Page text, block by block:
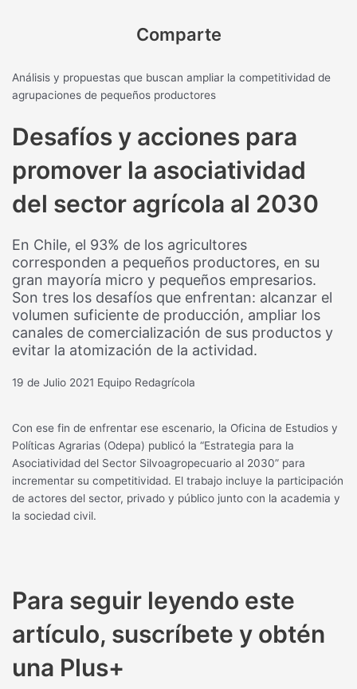
Comparte
Análisis y propuestas que buscan ampliar la competitividad de
agrupaciones de pequeños productores
Desafíos y acciones para
promover la asociatividad
del sector agrícola al 2030
En Chile, el 93% de los agricultores
corresponden a pequeños productores, en su
gran mayoría micro y pequeños empresarios.
Son tres los desafíos que enfrentan: alcanzar el
volumen suficiente de producción, ampliar los
canales de comercialización de sus productos y
evitar la atomización de la actividad.
19 de Julio 2021 Equipo Redagrícola
Con ese fin de enfrentar ese escenario, la Oficina de Estudios y
Políticas Agrarias (Odepa) publicó la “Estrategia para la
Asociatividad del Sector Silvoagropecuario al 2030” para
incrementar su competitividad. El trabajo incluye la participación
de actores del sector, privado y público junto con la academia y
la sociedad civil.
Para seguir leyendo este
artículo, suscríbete y obtén
una Plus+